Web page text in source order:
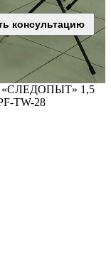
консультацию
«СЛЕДОПЫТ» 1,5
TW-28